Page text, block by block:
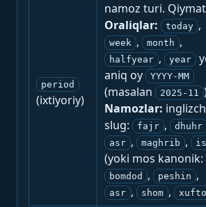
period
(ixtiyoriy)
namoz turi.
Oraliqlar:
today ,
week , month ,
halfyear , year
aniq oy
YYYY-MM
(masalan 2025-11
Namozlar:
slug:
fajr , dhuhr
asr , maghrib ,
(yoki mos kanonik:
bomdod , peshin ,
asr , shom ,